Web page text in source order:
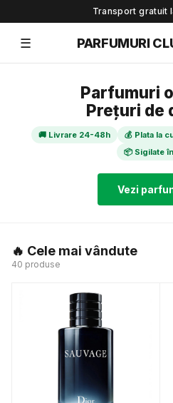
Transport gratuit
☰ PARFUMURI
Parfumuri
Prețuri de
🚚 Livrare 24-48h 💰 Plata la
📦 Sigilate
Vezi
🔥 Cele mai vândute
40 produse